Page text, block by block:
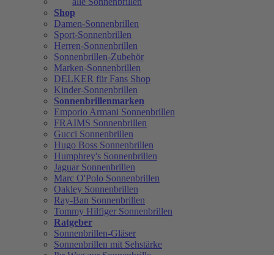
Shop
Damen-Sonnenbrillen
Sport-Sonnenbrillen
Herren-Sonnenbrillen
Sonnenbrillen-Zubehör
Marken-Sonnenbrillen
DELKER für Fans Shop
Kinder-Sonnenbrillen
Sonnenbrillenmarken
Emporio Armani Sonnenbrillen
FRAIMS Sonnenbrillen
Gucci Sonnenbrillen
Hugo Boss Sonnenbrillen
Humphrey's Sonnenbrillen
Jaguar Sonnenbrillen
Marc O'Polo Sonnenbrillen
Oakley Sonnenbrillen
Ray-Ban Sonnenbrillen
Tommy Hilfiger Sonnenbrillen
Ratgeber
Sonnenbrillen-Gläser
Sonnenbrillen mit Sehstärke